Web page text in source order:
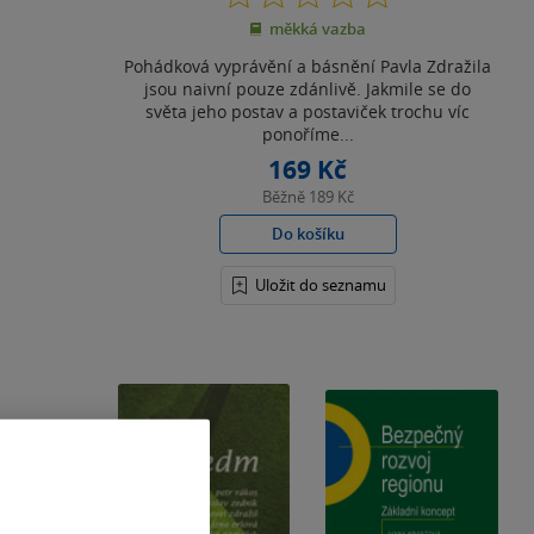
z
5
měkká vazba
Pohádková vyprávění a básnění Pavla Zdražila
jsou naivní pouze zdánlivě. Jakmile se do
světa jeho postav a postaviček trochu víc
ponoříme...
169 Kč
Běžně 189 Kč
Do košíku
Uložit do seznamu